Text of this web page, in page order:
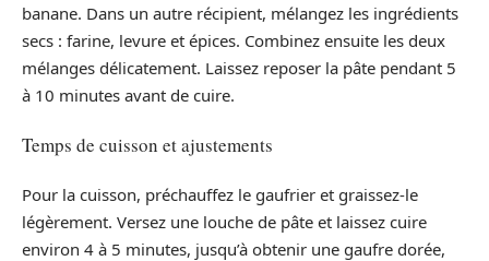
banane. Dans un autre récipient, mélangez les ingrédients
secs : farine, levure et épices. Combinez ensuite les deux
mélanges délicatement. Laissez reposer la pâte pendant 5
à 10 minutes avant de cuire.
Temps de cuisson et ajustements
Pour la cuisson, préchauffez le gaufrier et graissez-le
légèrement. Versez une louche de pâte et laissez cuire
environ 4 à 5 minutes, jusqu’à obtenir une gaufre dorée,